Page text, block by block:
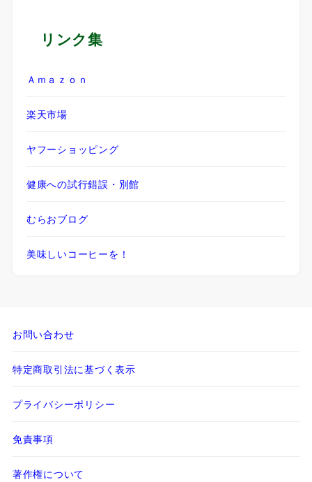
リンク集
Ａｍａｚｏｎ
楽天市場
ヤフーショッピング
健康への試行錯誤・別館
むらおブログ
美味しいコーヒーを！
お問い合わせ
特定商取引法に基づく表示
プライバシーポリシー
免責事項
著作権について